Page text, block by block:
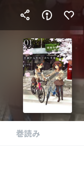
巻読み